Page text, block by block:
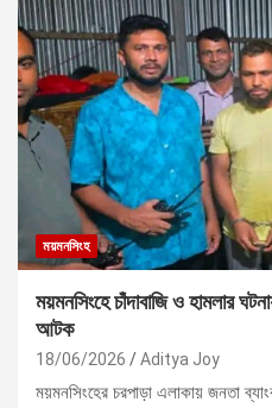
ময়মনসিংহ
ময়মনসিংহে চাঁদাবাজি ও হামলার
আটক
18/06/2026 Aditya Joy
ময়মনসিংহের চরপাড়া এলাকায় জনতা